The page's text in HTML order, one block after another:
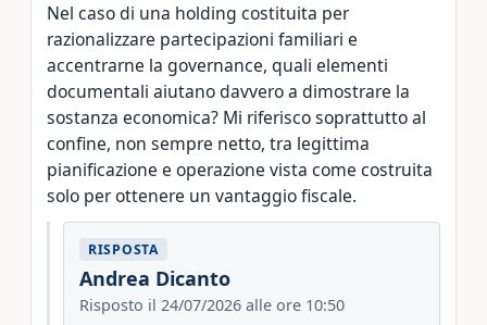
Nel caso di una holding costituita per
razionalizzare partecipazioni familiari e
accentrarne la governance, quali elementi
documentali aiutano davvero a dimostrare la
sostanza economica? Mi riferisco soprattutto al
confine, non sempre netto, tra legittima
pianificazione e operazione vista come costruita
solo per ottenere un vantaggio fiscale.
RISPOSTA
Andrea Dicanto
Risposto il 24/07/2026 alle ore 10:50